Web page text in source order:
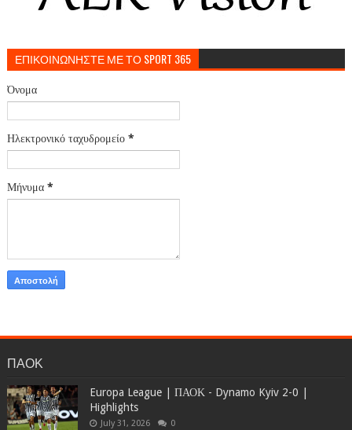
ΕΠΙΚΟΙΝΩΝΗΣΤΕ ΜΕ ΤΟ SPORT 365
Όνομα
Ηλεκτρονικό ταχυδρομείο *
Μήνυμα *
ΠΑΟΚ
Europa League | ΠΑΟΚ - Dynamo Kyiv 2-0 |
Highlights
July 31, 2026 0